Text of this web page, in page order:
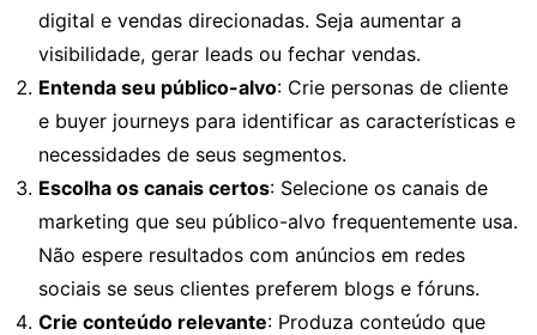
digital e vendas direcionadas. Seja aumentar a
visibilidade, gerar leads ou fechar vendas.
Entenda seu público-alvo: Crie personas de cliente
e buyer journeys para identificar as características e
necessidades de seus segmentos.
Escolha os canais certos: Selecione os canais de
marketing que seu público-alvo frequentemente usa.
Não espere resultados com anúncios em redes
sociais se seus clientes preferem blogs e fóruns.
Crie conteúdo relevante: Produza conteúdo que